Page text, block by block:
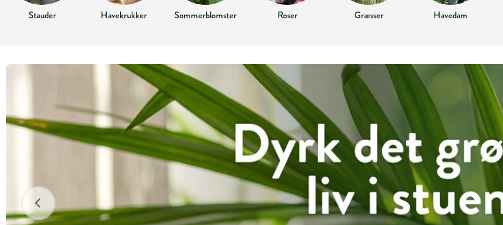
Stauder Havekrukker Sommerblomster Roser Græsser Havedam